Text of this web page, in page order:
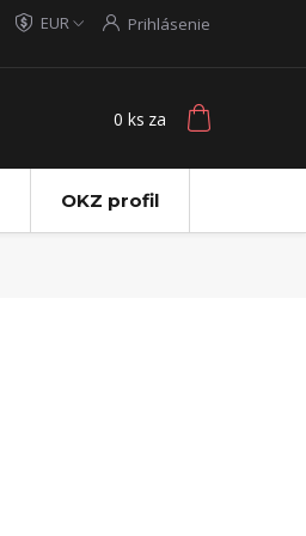
EUR Prihlásenie
0 ks za
OKZ profil